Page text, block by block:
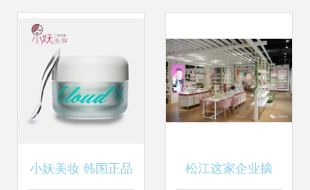
小妖美妆 韩国正品 松江这家企业摘